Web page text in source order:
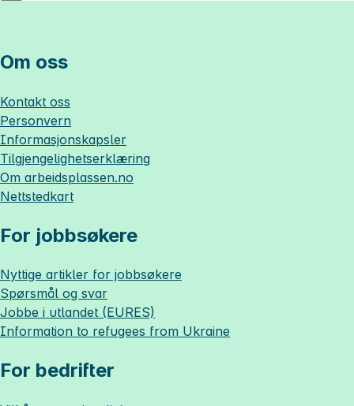
Om oss
Kontakt oss
Personvern
Informasjonskapsler
Tilgjengelighetserklæring
Om arbeidsplassen.no
Nettstedkart
For jobbsøkere
Nyttige artikler for jobbsøkere
Spørsmål og svar
Jobbe i utlandet (EURES)
Information to refugees from Ukraine
For bedrifter